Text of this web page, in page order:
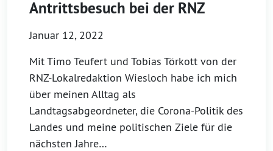
Antrittsbesuch bei der RNZ
Januar 12, 2022
Mit Timo Teufert und Tobias Törkott von der
RNZ-Lokalredaktion Wiesloch habe ich mich
über meinen Alltag als
Landtagsabgeordneter, die Corona-Politik des
Landes und meine politischen Ziele für die
nächsten Jahre…